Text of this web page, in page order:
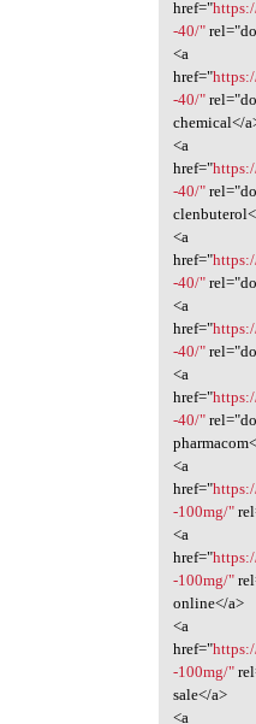
href="
-40/"
<a
href="
-40/"
chemical</
<a
href="
-40/"
<a
href="
-40/"
<a
href="
-40/"
<a
href="
-40/"
<a
href="
-100mg/"
<a
href="
-100mg/"
online</a>
<a
href="
-100mg/"
sale</a>
<a